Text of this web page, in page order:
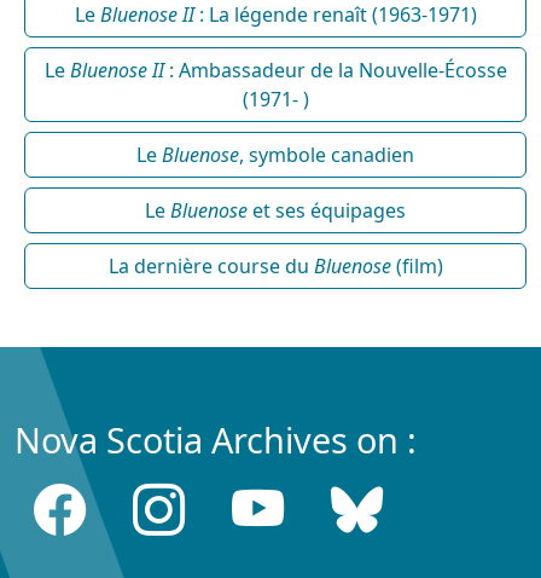
LeBluenose II: La légende renaît (1963-1971)
LeBluenose II: Ambassadeur de la Nouvelle-Écosse
(1971- )
LeBluenose, symbole canadien
LeBluenoseet ses équipages
La dernière course du Bluenose(film)
Nova Scotia Archives on :